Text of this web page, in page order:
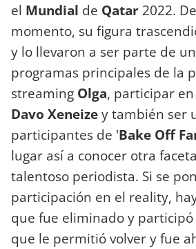
el Mundial de Qatar 2022.
momento, su figura
y lo llevaron a ser parte de
programas principales de la
streaming Olga, participar
Davo Xeneizey también ser
participantes de 'Bake Off
lugar así a conocer otra
talentoso periodista. Si se
participación en el reality,
que fue eliminado y
que le permitió volver y fue